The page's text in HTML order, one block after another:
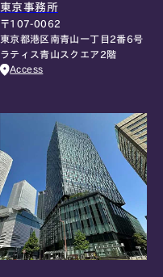
東京事務所
〒107-0062
東京都港区南青山一丁目2番6号
ラティス青山スクエア2階
Access